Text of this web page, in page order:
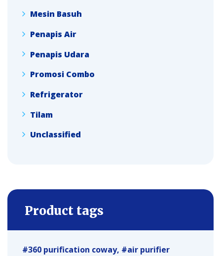
Mesin Basuh
Penapis Air
Penapis Udara
Promosi Combo
Refrigerator
Tilam
Unclassified
Product tags
360 purification coway
air purifier